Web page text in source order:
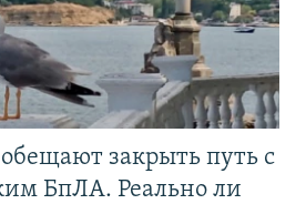
закрыть путь с
БпЛА. Реально ли